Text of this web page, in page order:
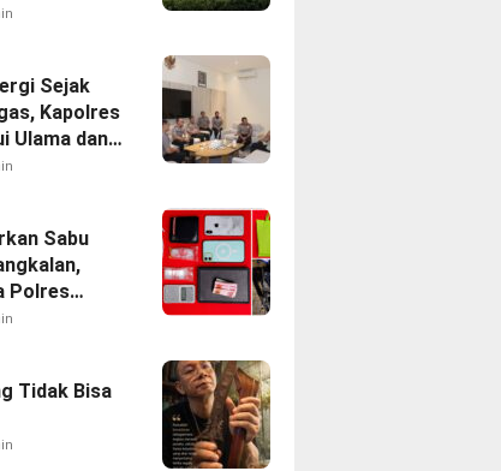
Sejak
Kapolres
Ulama dan
Sabu
Polres
Oknum
Tidak Bisa